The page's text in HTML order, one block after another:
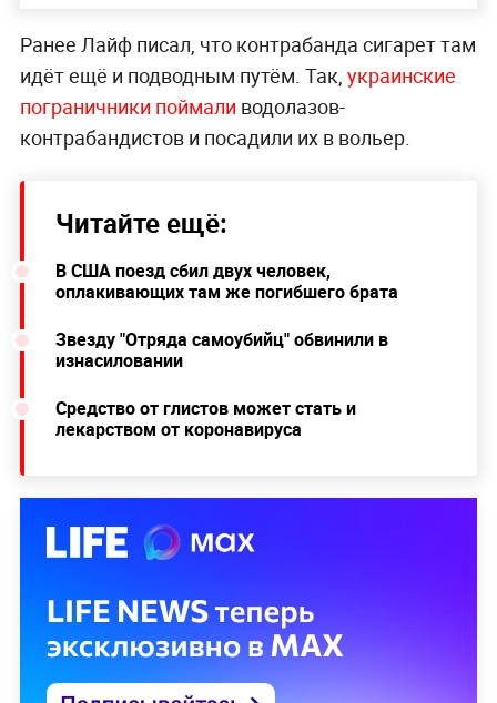
Ранее Лайф писал, что контрабанда сигарет там
идёт ещё и подводным путём. Так, украинские
пограничники поймали водолазов-
контрабандистов и посадили их в вольер.
Читайте ещё:
В США поезд сбил двух человек,
оплакивающих там же погибшего брата
Звезду "Отряда самоубийц" обвинили в
изнасиловании
Средство от глистов может стать и
лекарством от коронавируса